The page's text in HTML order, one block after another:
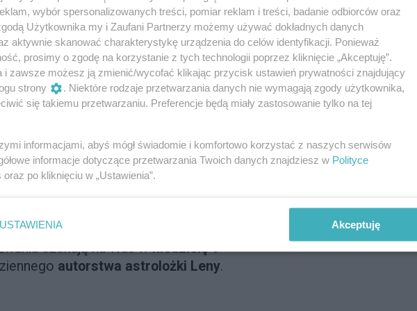
naszą sferą emocjonalną i interakcjami
mają zdolność dostarczania
działań bądź stanowić źródło
wyzwań, a także do efektywnego
się szans życiowych oraz
z napotykanymi trudnościami. Dla
stanowi po prostu formę przyjemnej
od codziennego zgiełku.
mogą przynosić pewnego rodzaju
co dla wielu jest nieocenione.
swojego dziennego horoskopu czyni
rutyny, czymś, co pomaga
do niego pewien ład.
czekają na Was wniedzielę 9
autorstwa astrolożki Leny.
wybór spersonalizowanych treści, pomiar reklam i treści, badanie odbiorców oraz
Użytkownika my i Zaufani Partnerzy możemy używać dokładnych danych
aktywnie skanować charakterystykę urządzenia do celów identyfikacji. Ponieważ
prosimy o zgodę na korzystanie z tych technologii poprzez kliknięcie „Akceptuję”.
i zawsze możesz ją zmienić/wycofać klikając przycisk ustawień prywatności znajdujący
strony
. Niektóre rodzaje przetwarzania danych nie wymagają zgody użytkownika,
się takiemu przetwarzaniu. Preferencje będą miały zastosowanie tylko na tej
informacjami, abyś mógł świadomie i komfortowo korzystać z naszych serwisów
informacje dotyczące przetwarzania Twoich danych znajdziesz w Polityce
oraz po kliknięciu w „Ustawienia”.
USTAWIENIA Akceptuję